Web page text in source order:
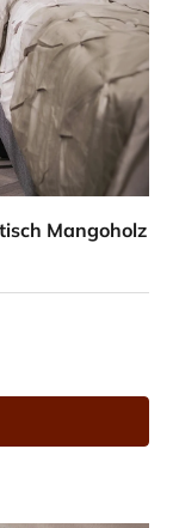
Mangoholz